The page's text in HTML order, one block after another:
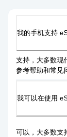
我的手机支持
支持，大多数现
参考帮助和常见
我可以在使用
可以，大多数支